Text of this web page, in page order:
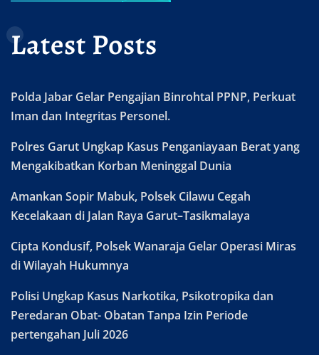
Latest Posts
Polda Jabar Gelar Pengajian Binrohtal PPNP, Perkuat
Iman dan Integritas Personel.
Polres Garut Ungkap Kasus Penganiayaan Berat yang
Mengakibatkan Korban Meninggal Dunia
Amankan Sopir Mabuk, Polsek Cilawu Cegah
Kecelakaan di Jalan Raya Garut–Tasikmalaya
Cipta Kondusif, Polsek Wanaraja Gelar Operasi Miras
di Wilayah Hukumnya
Polisi Ungkap Kasus Narkotika, Psikotropika dan
Peredaran Obat- Obatan Tanpa Izin Periode
pertengahan Juli 2026